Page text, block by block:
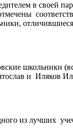
в своей
школьники
и Иляков
из лучших